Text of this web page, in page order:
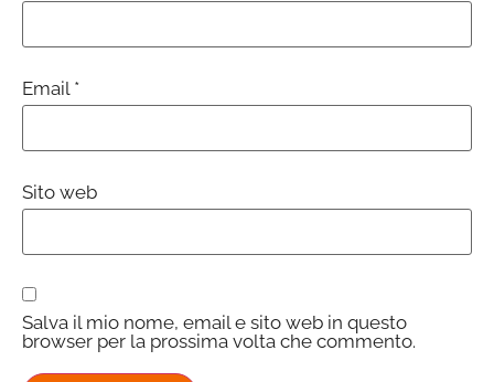
Email *
Sito web
Salva il mio nome, email e sito web in questo
browser per la prossima volta che commento.